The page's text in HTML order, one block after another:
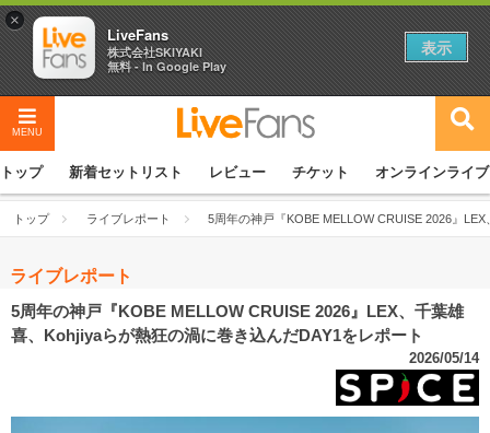
MENU
トップ 新着セットリスト レビュー チケット オンラインライブ
トップ ライブレポート 5周年の神戸『KOBE MELLOW CRUISE 2026』
ライブレポート
5周年の神戸『KOBE MELLOW CRUISE 2026』LEX、千葉雄
喜、Kohjiyaらが熱狂の渦に巻き込んだDAY1をレポート
2026/05/14
×
LiveFans
株式会社SKIYAKI
無料 - In Google Play
表示